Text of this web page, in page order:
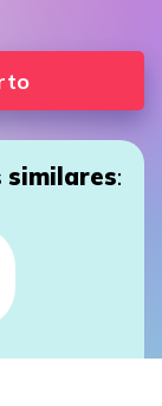
similares: